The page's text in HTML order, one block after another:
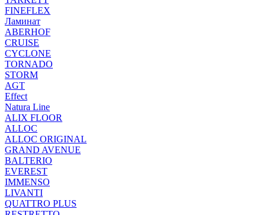
FINEFLEX
Ламинат
ABERHOF
CRUISE
CYCLONE
TORNADO
STORM
AGT
Effect
Natura Line
ALIX FLOOR
ALLOC
ALLOC ORIGINAL
GRAND AVENUE
BALTERIO
EVEREST
IMMENSO
LIVANTI
QUATTRO PLUS